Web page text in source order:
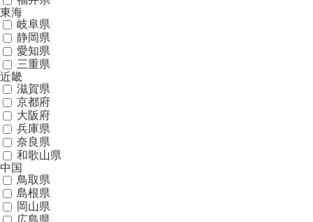
東海
岐阜県
静岡県
愛知県
三重県
近畿
滋賀県
京都府
大阪府
兵庫県
奈良県
和歌山県
中国
鳥取県
島根県
岡山県
広島県